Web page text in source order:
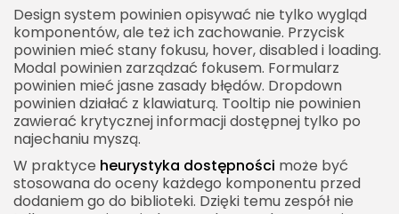
Design system powinien opisywać nie tylko wygląd
komponentów, ale też ich zachowanie. Przycisk
powinien mieć stany fokusu, hover, disabled i loading.
Modal powinien zarządzać fokusem. Formularz
powinien mieć jasne zasady błędów. Dropdown
powinien działać z klawiaturą. Tooltip nie powinien
zawierać krytycznej informacji dostępnej tylko po
najechaniu myszą.
W praktyce heurystyka dostępności może być
stosowana do oceny każdego komponentu przed
dodaniem go do biblioteki. Dzięki temu zespół nie